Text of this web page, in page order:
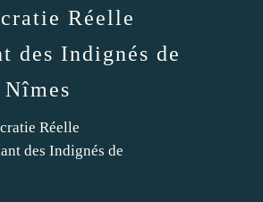
Réelle
des Indignés de
Nîmes